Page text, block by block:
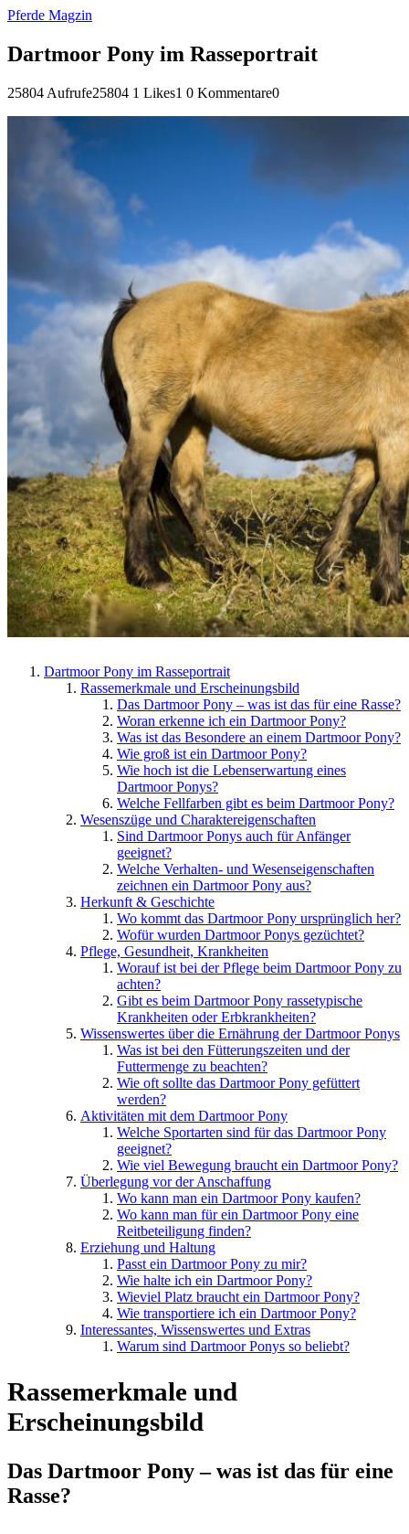
Pferde Magzin
Dartmoor Pony im Rasseportrait
25804 Aufrufe25804 1 Likes1 0 Kommentare0
Dartmoor Pony im Rasseportrait
Rassemerkmale und Erscheinungsbild
Das Dartmoor Pony – was ist das für eine Rasse?
Woran erkenne ich ein Dartmoor Pony?
Was ist das Besondere an einem Dartmoor Pony?
Wie groß ist ein Dartmoor Pony?
Wie hoch ist die Lebenserwartung eines
Dartmoor Ponys?
Welche Fellfarben gibt es beim Dartmoor Pony?
Wesenszüge und Charaktereigenschaften
Sind Dartmoor Ponys auch für Anfänger
geeignet?
Welche Verhalten- und Wesenseigenschaften
zeichnen ein Dartmoor Pony aus?
Herkunft & Geschichte
Wo kommt das Dartmoor Pony ursprünglich her?
Wofür wurden Dartmoor Ponys gezüchtet?
Pflege, Gesundheit, Krankheiten
Worauf ist bei der Pflege beim Dartmoor Pony zu
achten?
Gibt es beim Dartmoor Pony rassetypische
Krankheiten oder Erbkrankheiten?
Wissenswertes über die Ernährung der Dartmoor Ponys
Was ist bei den Fütterungszeiten und der
Futtermenge zu beachten?
Wie oft sollte das Dartmoor Pony gefüttert
werden?
Aktivitäten mit dem Dartmoor Pony
Welche Sportarten sind für das Dartmoor Pony
geeignet?
Wie viel Bewegung braucht ein Dartmoor Pony?
Überlegung vor der Anschaffung
Wo kann man ein Dartmoor Pony kaufen?
Wo kann man für ein Dartmoor Pony eine
Reitbeteiligung finden?
Erziehung und Haltung
Passt ein Dartmoor Pony zu mir?
Wie halte ich ein Dartmoor Pony?
Wieviel Platz braucht ein Dartmoor Pony?
Wie transportiere ich ein Dartmoor Pony?
Interessantes, Wissenswertes und Extras
Warum sind Dartmoor Ponys so beliebt?
Rassemerkmale und
Erscheinungsbild
Das Dartmoor Pony – was ist das für eine
Rasse?